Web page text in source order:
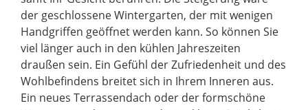
der geschlossene Wintergarten, der mit wenigen
Handgriffen geöffnet werden kann. So können Sie
viel länger auch in den kühlen Jahreszeiten
draußen sein. Ein Gefühl der Zufriedenheit und des
Wohlbefindens breitet sich in Ihrem Inneren aus.
Ein neues Terrassendach oder der formschöne